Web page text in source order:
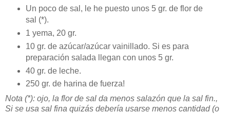
Un poco de sal, le he puesto unos 5 gr. de flor de
sal (*).
1 yema, 20 gr.
10 gr. de azúcar/azúcar vainillado. Si es para
preparación salada llegan con unos 5 gr.
40 gr. de leche.
250 gr. de harina de fuerza!
Nota (*): ojo, la flor de sal da menos salazón que la sal fin.,
Si se usa sal fina quizás debería usarse menos cantidad (o